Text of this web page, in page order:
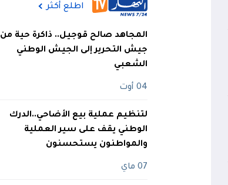
اطلع أكثر
المجاهد صالح قوجيل.. ذاكرة حية من
جيش التحرير إلى الجيش الوطني
الشعبي
04 أوت
لتنظيم عملية بيع الأضاحي..الدرك
الوطني يقف على سير العملية
والمواطنون يستحسنون
07 ماي